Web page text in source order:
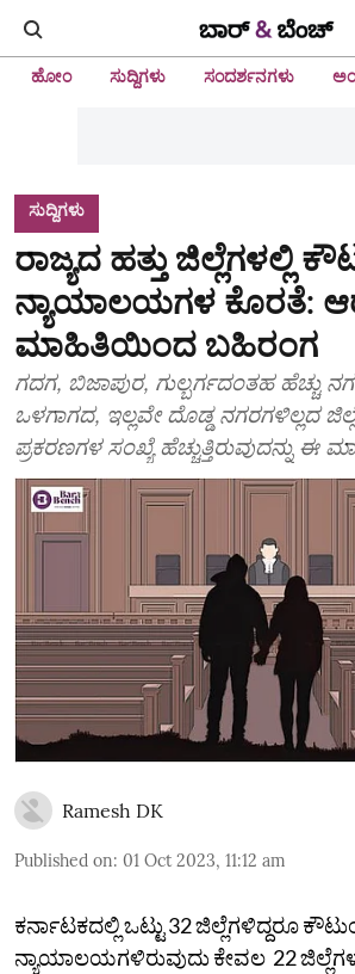
ಹೋಂ ಸುದ್ದಿಗಳು ಸಂದರ್ಶನಗಳು
ಸುದ್ದಿಗಳು
ರಾಜ್ಯದ ಹತ್ತು ಜಿಲ್ಲೆಗಳಲ್ಲಿ
ನ್ಯಾಯಾಲಯಗಳ ಕೊರತೆ:
ಮಾಹಿತಿಯಿಂದ ಬಹಿರಂಗ
ಗದಗ, ಬಿಜಾಪುರ, ಗುಲ್ಬರ್ಗದಂತಹ ಹೆಚ್ಚು
ಒಳಗಾಗದ, ಇಲ್ಲವೇ ದೊಡ್ಡ ನಗರಗಳಿಲ್ಲದ
ಪ್ರಕರಣಗಳ ಸಂಖ್ಯೆ ಹೆಚ್ಚುತ್ತಿರುವುದನ್ನು ಈ
Ramesh DK
Published on: 01 Oct 2023, 11:12 am
ಕರ್ನಾಟಕದಲ್ಲಿ ಒಟ್ಟು 32 ಜಿಲ್ಲೆಗಳಿದ್ದರೂ
ನ್ಯಾಯಾಲಯಗಳಿರುವುದು ಕೇವಲ 22